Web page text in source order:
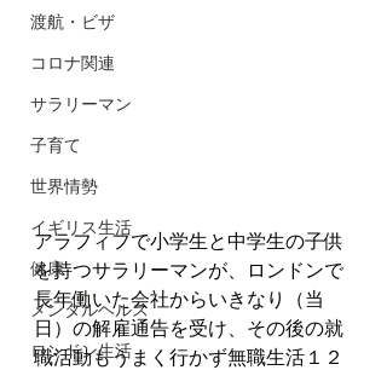
渡航・ビザ
コロナ関連
サラリーマン
子育て
世界情勢
イギリス生活
健康
メンタルヘルス
ロンドン生活
アラフィフで小学生と中学生の子供
を持つサラリーマンが、ロンドンで
長年働いた会社からいきなり（当
日）の解雇通告を受け、その後の就
職活動もうまく行かず無職生活１２